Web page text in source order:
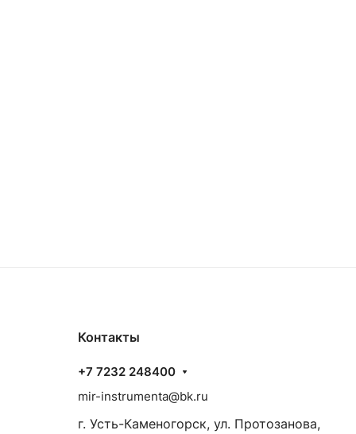
Контакты
+7 7232 248400
mir-instrumenta@bk.ru
г. Усть-Каменогорск, ул. Протозанова,